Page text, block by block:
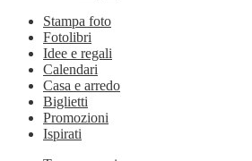
Stampa foto
Fotolibri
Idee e regali
Calendari
Casa e arredo
Biglietti
Promozioni
Ispirati